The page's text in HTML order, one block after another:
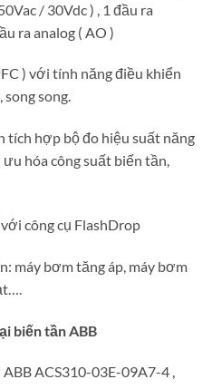
/ 30Vdc ) , 1 đầu ra
ra analog ( AO )
) với tính năng điều khiển
song.
tích hợp bộ đo hiệu suất năng
hóa công suất biến tần,
công cụ FlashDrop
máy bơm tăng áp, máy bơm
biến tần ABB
ACS310-03E-09A7-4 ,